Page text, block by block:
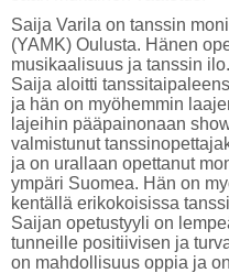
Saija Varila on tanssin
(YAMK) Oulusta. Hänen
musikaalisuus ja tanssin
Saija aloitti
ja hän on myöhemmin
lajeihin pääpainonaan
valmistunut
ja on urallaan opettanut
ympäri Suomea. Hän on
kentällä erikokoisissa
Saijan opetustyyli on
tunneille positiivisen ja
on mahdollisuus oppia ja